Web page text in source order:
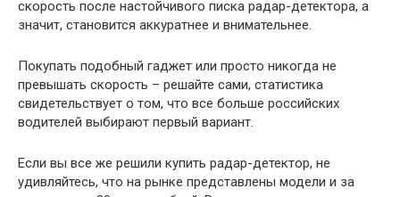
скорость после настойчивого писка радар-детектора, а
значит, становится аккуратнее и внимательнее.
Покупать подобный гаджет или просто никогда не
превышать скорость – решайте сами, статистика
свидетельствует о том, что все больше российских
водителей выбирают первый вариант.
Если вы все же решили купить радар-детектор, не
удивляйтесь, что на рынке представлены модели и за